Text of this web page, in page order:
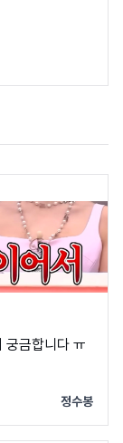
궁금합니다 ㅠ
정수봉